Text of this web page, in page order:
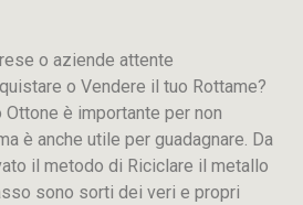
o aziende attente
o Vendere il tuo Rottame?
è importante per non
è anche utile per guadagnare. Da
il metodo di Riciclare il metallo
sono sorti dei veri e propri